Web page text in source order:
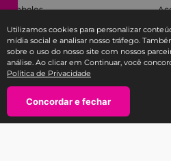
Utilizamos cookies para personalizar
mídia social e analisar nosso tráfego.
sobre o uso do nosso site com nossos
análise. Ao clicar em Continuar, você
Política de Privacidade
Concordar e fechar
＋
－
Cabelos
Facial e Labial
Banho e Corpo
SAC E-
TEL: 11 3588-